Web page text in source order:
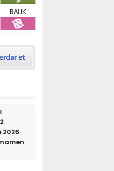
BALIK
2026